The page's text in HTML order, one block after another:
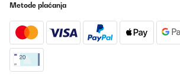
Metode plaćanja